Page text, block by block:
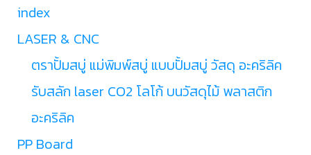
index
LASER & CNC
ตราปั้มสบู่ แม่พิมพ์สบู่ แบบปั้มสบู่ วัสดุ อะคริลิค
รับสลัก laser CO2 โลโก้ บนวัสดุไม้ พลาสติก
อะคริลิค
PP Board